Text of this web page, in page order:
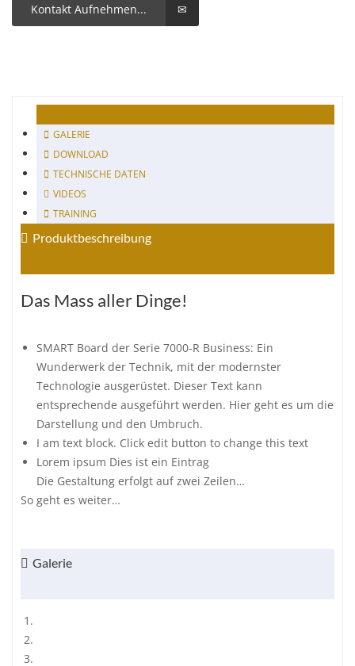
Kontakt Aufnehmen...
GALERIE
DOWNLOAD
TECHNISCHE DATEN
VIDEOS
TRAINING
Produktbeschreibung
Das Mass aller Dinge!
SMART Board der Serie 7000-R Business: Ein
Wunderwerk der Technik, mit der modernster
Technologie ausgerüstet. Dieser Text kann
entsprechende ausgeführt werden. Hier geht es um die
Darstellung und den Umbruch.
I am text block. Click edit button to change this text
Lorem ipsum Dies ist ein Eintrag
Die Gestaltung erfolgt auf zwei Zeilen…
So geht es weiter…
Galerie